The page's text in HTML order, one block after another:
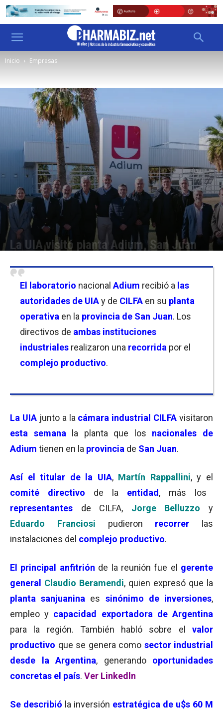
Inicio Empresas
La UIA visitó planta Adium, San Juan
El laboratorio nacional Adium recibió a las
autoridades de UIAy de CILFA en su planta
operativa en la provincia de San Juan. Los
directivos de ambas instituciones
industriales realizaron una recorrida por el
complejo productivo.
La UIAjunto a la cámara industrial CILFA visitaron
esta semana
la planta que los nacionales de
Adium tienen en la provincia de San Juan.
Así el titular de la UIA, Martín Rappallini, y el
comité directivo de la entidad , más los
representantes
de CILFA, Jorge Belluzzo y
Eduardo Franciosi pudieron recorrer
las
instalaciones del complejo productivo.
El principal anfitrión de la reunión fue el gerente
general Claudio Beramendi, quien expresó que la
planta sanjuanina es sinónimo de inversiones,
empleo y capacidad exportadora de Argentina
para la región. También habló sobre el valor
productivo que se genera como sector industrial
desde la Argentina, generando oportunidades
concretas el país. Ver Linkedln
Se describió la inversión estratégica de u$s 60 M